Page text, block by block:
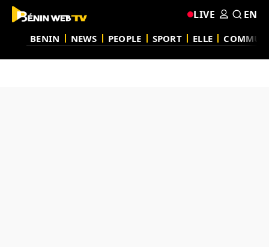
BENIN NEWS PEOPLE SPORT ELLE
LIVE EN